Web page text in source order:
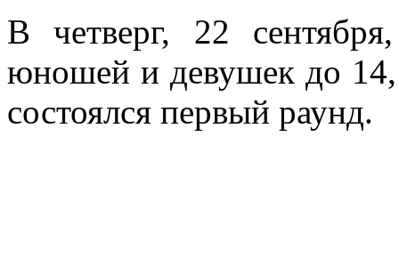
В четверг, 22
юношей и девушек до
состоялся первый раунд.